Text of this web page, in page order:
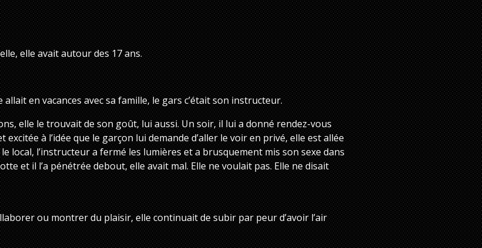
elle avait autour des 17 ans.
en vacances avec sa famille, le gars c’était son instructeur.
elle le trouvait de son goût, lui aussi. Un soir, il lui a donné rendez-vous
à l’idée que le garçon lui demande d’aller le voir en privé, elle est allée
local, l’instructeur a fermé les lumières et a brusquement mis son sexe dans
et il l’a pénétrée debout, elle avait mal. Elle ne voulait pas. Elle ne disait
ou montrer du plaisir, elle continuait de subir par peur d’avoir l’air